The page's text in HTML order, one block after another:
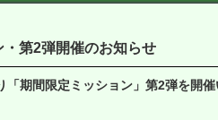
第2弾開催のお知らせ
期間限定ミッション」第2弾を開